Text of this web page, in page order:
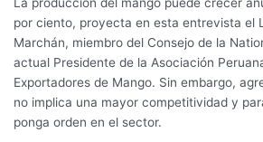
La producción del mango puede crecer
por ciento, proyecta en esta entrevista el
Marchán, miembro del Consejo de la
actual Presidente de la Asociación
Exportadores de Mango. Sin embargo,
no implica una mayor competitividad y
ponga orden en el sector.